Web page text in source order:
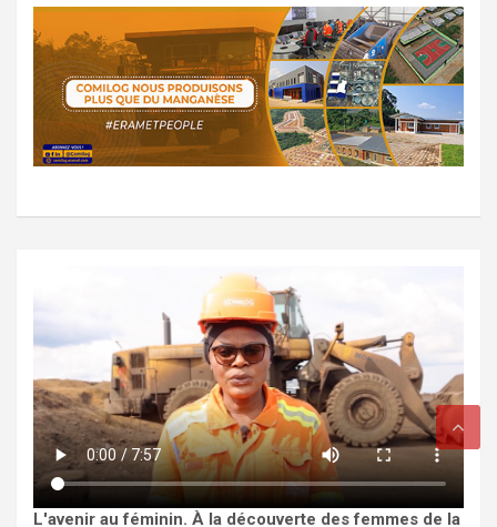
L'avenir au féminin. À la découverte des femmes de la